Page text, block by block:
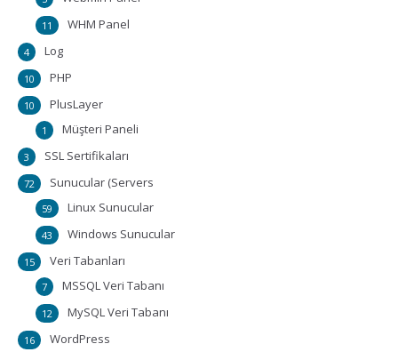
WHM Panel
11
Log
4
PHP
10
PlusLayer
10
Müşteri Paneli
1
SSL Sertifikaları
3
Sunucular (Servers
72
Linux Sunucular
59
Windows Sunucular
43
Veri Tabanları
15
MSSQL Veri Tabanı
7
MySQL Veri Tabanı
12
WordPress
16